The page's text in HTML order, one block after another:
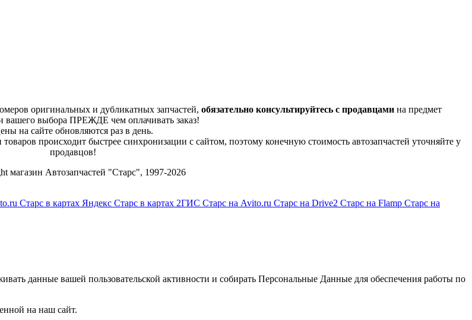
оригинальных и дубликатных запчастей, обязательно консультируйтесь с продавцамина предмет
вашего выбора ПРЕЖДЕ чем оплачивать заказ!
на сайте обновляются раз в день.
происходит быстрее синхронизации с сайтом, поэтому конечную стоимость автозапчастей уточняйте у
продавцов!
магазин Автозапчастей "Старс", 1997-2026
Старс в картах Яндекс Старс в картах 2ГИС Старс на Avito.ru Старс на Drive2 Старс на Flamp Старс на
данные вашей пользовательской активности и собирать Персональные Данные для обеспечения работы по
на наш сайт.